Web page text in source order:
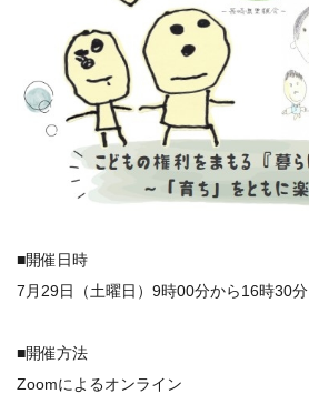
■開催日時
7月29日（土曜日）9時00分から16時30分
■開催方法
Zoomによるオンライン